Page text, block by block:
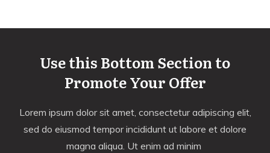
Use this Bottom Section to
Promote Your Offer
Lorem ipsum dolor sit amet, consectetur adipiscing elit,
sed do eiusmod tempor incididunt ut labore et dolore
magna aliqua. Ut enim ad minim